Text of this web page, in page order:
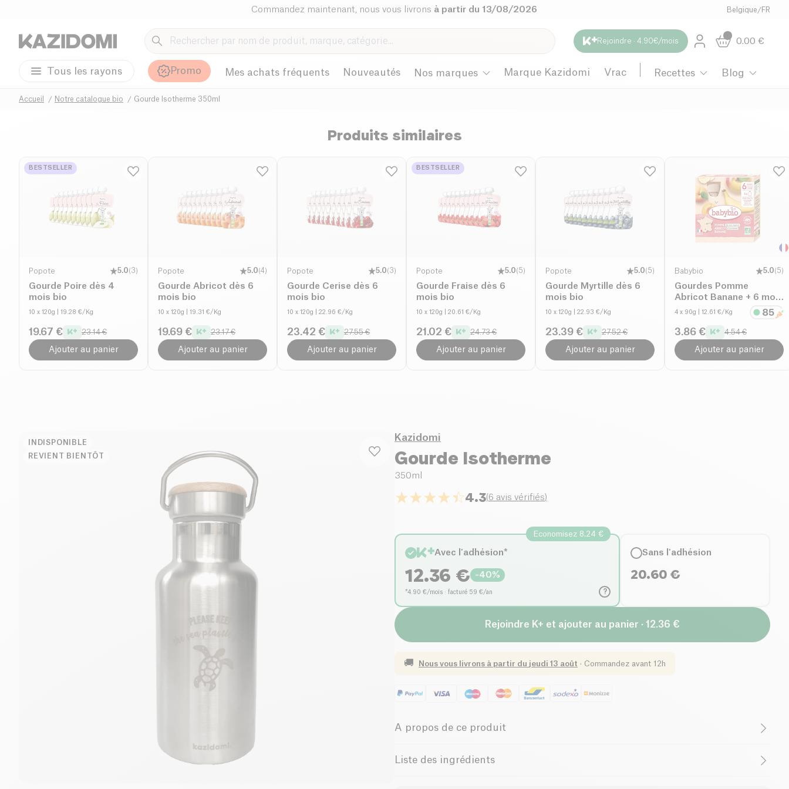
Commandez maintenant, nous vous livrons à partir du 13/08/2026 Belgique /FR
Rejoindre · 4.90€/mois 0.00 €
Tous les rayons Promo Mes achats fréquents Nouveautés Nos marques Marque Kazidomi Vrac Recettes Blog
Accueil Notre catalogue bio Gourde Isotherme 350ml
Produits similaires
BESTSELLER
Popote 5.0(3)
Gourde Poire dès 4
mois bio
10 x 120g | 19.28 €/Kg
19.67 € 23.14 €
Ajouter au panier
Popote 5.0(4)
Gourde Abricot dès 6
mois bio
10 x 120g | 19.31 €/Kg
19.69 € 23.17 €
Ajouter au panier
Popote 5.0(3)
Gourde Cerise dès 6
mois bio
10 x 120g | 22.96 €/Kg
23.42 € 27.55 €
Ajouter au panier
BESTSELLER
Popote 5.0(5)
Gourde Fraise dès 6
mois bio
10 x 120g | 20.61 €/Kg
21.02 € 24.73 €
Ajouter au panier
Popote 5.0(5)
Gourde Myrtille dès 6
mois bio
10 x 120g | 22.93 €/Kg
23.39 € 27.52 €
Ajouter au panier
Babybio 5.0(5)
Gourdes Pomme
Abricot Banane + 6 mois
bio
4 x 90g | 12.61 €/Kg
3.86 € 4.54 €
Ajouter au panier
INDISPONIBLE
REVIENT BIENTÔT
Kazidomi
Gourde Isotherme
350ml
4.3(6 avis vérifiés)
?
Economisez 8.24 €
Avec l'adhésion*
12.36 € -40%
*4.90 €/mois · facturé 59 €/an
Sans l'adhésion
20.60 €
Rejoindre K+ et ajouter au panier · 12.36 €
🚚 Nous vous livrons à partir du jeudi 13 août · Commandez avant 12h
A propos de ce produit
Liste des ingrédients